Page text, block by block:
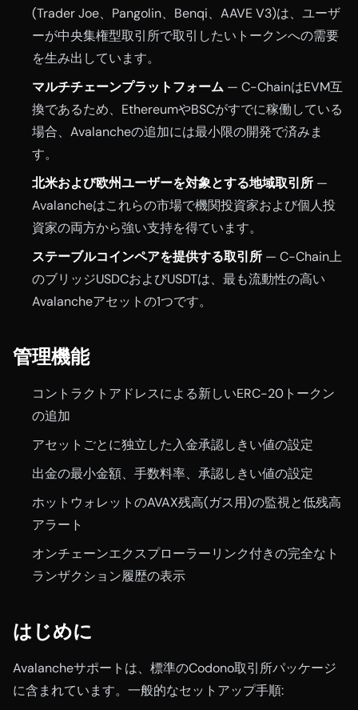
(Trader Joe、Pangolin、Benqi、AAVE V3)は、ユーザ
ーが中央集権型取引所で取引したいトークンへの需要
を生み出しています。
マルチチェーンプラットフォーム — C-ChainはEVM互
換であるため、EthereumやBSCがすでに稼働している
場合、Avalancheの追加には最小限の開発で済みま
す。
北米および欧州ユーザーを対象とする地域取引所 —
Avalancheはこれらの市場で機関投資家および個人投
資家の両方から強い支持を得ています。
ステーブルコインペアを提供する取引所 — C-Chain上
のブリッジUSDCおよびUSDTは、最も流動性の高い
Avalancheアセットの1つです。
管理機能
コントラクトアドレスによる新しいERC-20トークン
の追加
アセットごとに独立した入金承認しきい値の設定
出金の最小金額、手数料率、承認しきい値の設定
ホットウォレットのAVAX残高(ガス用)の監視と低残高
アラート
オンチェーンエクスプローラーリンク付きの完全なト
ランザクション履歴の表示
はじめに
Avalancheサポートは、標準のCodono取引所パッケージ
に含まれています。一般的なセットアップ手順: